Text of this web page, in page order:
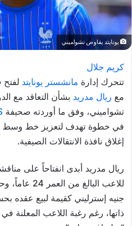
يونايتد يفاوض تشواميني
كريم جلال
تتحرك إدارة مانشستر يونايتد
مع ريال مدريد بشأن التعاقد مع
تشواميني، وفق ما أوردته صحيفة
في خطوة تهدف لتعزيز خط وسط
إغلاق نافذة الانتقالات الصيفية.
ريال مدريد أبدى انفتاحاً على
جنيه إسترليني كقيمة لبيع عقده
ذاتها، رغم رغبة اللاعب المعلنة